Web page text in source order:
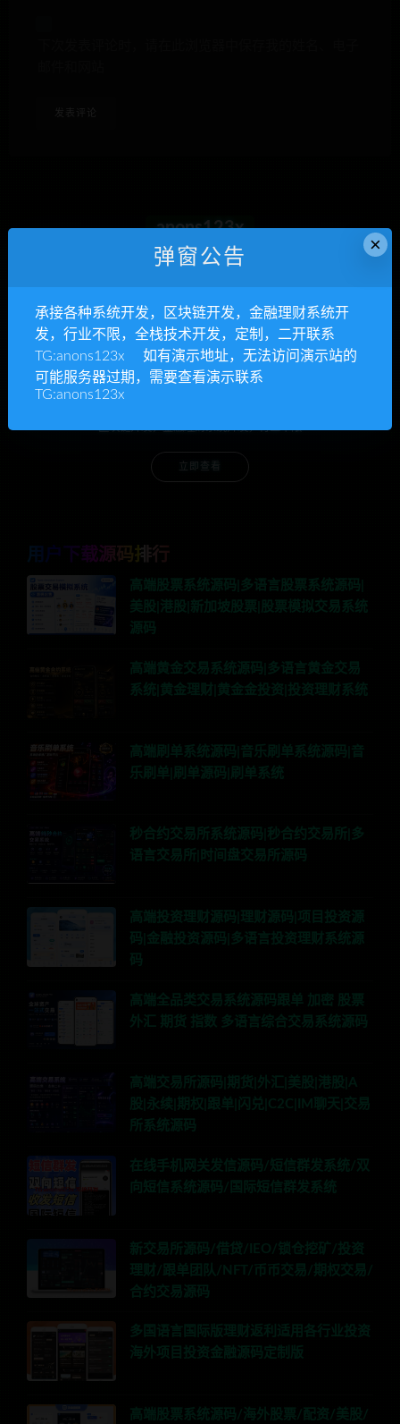
anons123x
开通VIP或充值联系Telegram客服
区块链开发，金融理财系统开发，行业不限
用户下载源码排行
高端股票系统源码|多语言股票系统源码|
美股|港股|新加坡股票|股票模拟交易系统
源码
高端黄金交易系统源码|多语言黄金交易
系统|黄金理财|黄金金投资|投资理财系统
高端刷单系统源码|音乐刷单系统源码|音
乐刷单|刷单源码|刷单系统
秒合约交易所系统源码|秒合约交易所|多
语言交易所|时间盘交易所源码
高端投资理财源码|理财源码|项目投资源
码|金融投资源码|多语言投资理财系统源
码
高端全品类交易系统源码跟单 加密 股票
外汇 期货 指数 多语言综合交易系统源码
高端交易所源码|期货|外汇|美股|港股|A
股|永续|期权|跟单|闪兑|C2C|IM聊天|交易
所系统源码
在线手机网关发信源码/短信群发系统/双
向短信系统源码/国际短信群发系统
新交易所源码/借贷/IEO/锁仓挖矿/投资
理财/跟单团队/NFT/币币交易/期权交易/
合约交易源码
多国语言国际版理财返利适用各行业投资
海外项目投资金融源码定制版
高端股票系统源码/海外股票/配资/美股/
×
弹窗公告
承接各种系统开发，区块链开发，金融理财系统开
发，行业不限，全栈技术开发，定制，二开联系
TG:anons123x 如有演示地址，无法访问演示站的
可能服务器过期，需要查看演示联系
TG:anons123x